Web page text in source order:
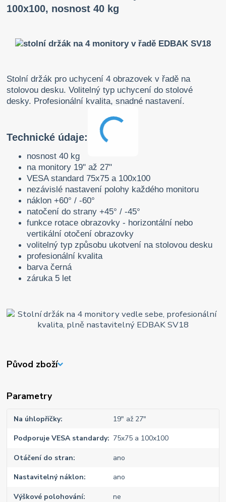
100x100, nosnost 40 kg
Stolní držák pro uchycení 4 obrazovek v řadě na
stolovou desku. Volitelný typ uchycení do stolové
desky. Profesionální kvalita, snadné nastavení.
Technické údaje:
nosnost 40 kg
na monitory 19" až 27"
VESA standard 75x75 a 100x100
nezávislé nastavení polohy každého monitoru
náklon +60° / -60°
natočení do strany +45° / -45°
funkce rotace obrazovky - horizontální nebo
vertikální otočení obrazovky
volitelný typ způsobu ukotvení na stolovou desku
profesionální kvalita
barva černá
záruka 5 let
Původ zboží
Parametry
Na úhlopříčky 19" až 27"
Podporuje VESA standardy 75x75 a 100x100
Otáčení do stran ano
Nastavitelný náklon ano
Výškové polohování ne